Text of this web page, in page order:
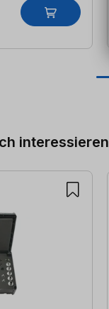
interessieren